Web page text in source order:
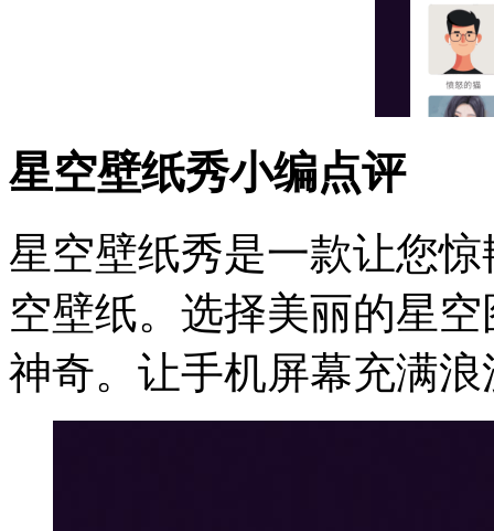
星空壁纸秀小编点评
星空壁纸秀是一款让您
空壁纸。选择美丽的星
神奇。让手机屏幕充满